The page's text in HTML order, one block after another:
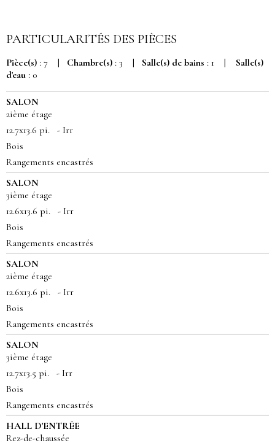
PARTICULARITÉS DES PIÈCES
Pièce(s) : 7 | Chambre(s) : 3 | Salle(s) de bains : 1 |
Salle(s)
d'eau : 0
SALON
2ième étage
12.7x13.6 pi. - Irr
Bois
Rangements encastrés
SALON
3ième étage
12.6x13.6 pi. - Irr
Bois
Rangements encastrés
SALON
2ième étage
12.6x13.6 pi. - Irr
Bois
Rangements encastrés
SALON
3ième étage
12.7x13.5 pi. - Irr
Bois
Rangements encastrés
HALL D'ENTRÉE
Rez-de-chaussée